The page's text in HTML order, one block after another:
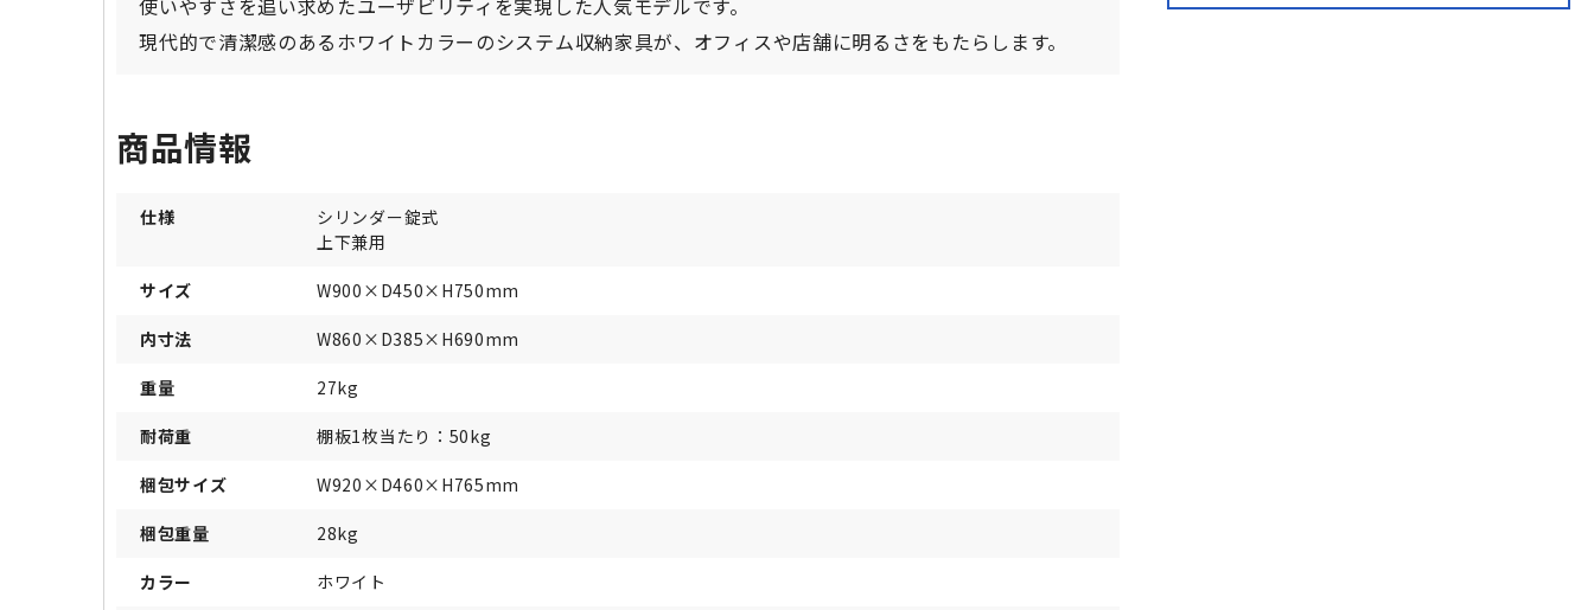
使いやすさを追い求めたユーザビリティを実現した人気モデルです。
現代的で清潔感のあるホワイトカラーのシステム収納家具が、オフィスや店舗に明るさをもたらします。
商品情報
仕様
シリンダー錠式
上下兼用
サイズ W900×D450×H750mm
内寸法 W860×D385×H690mm
重量 27kg
耐荷重 棚板1枚当たり：50kg
梱包サイズ W920×D460×H765mm
梱包重量 28kg
カラー ホワイト